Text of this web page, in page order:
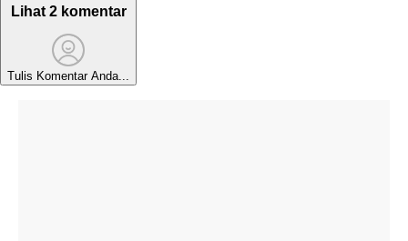
Lihat 2 komentar
Tulis Komentar Anda...